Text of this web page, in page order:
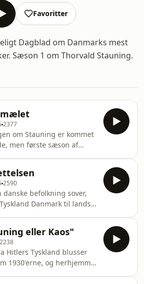
Favoritter
Dagblad om Danmarks mest
Sæson 1 om Thorvald Stauning.
2377
om Stauning er kommet
men første sæson af
Thorvald Stauning har
– og spørger: Hvor
sig i rækken af de
vigtigste danske
For at besvare det
har vi inviteret politisk
forfatter Arne Hardis
2590
danske befolkning sover,
Danmark til lands,
bombefly og kampe på
Slotsplads mellem tyske
Livgarden skal Thorvald
og
tage en
eller Kaos"
2238
Hitlers Tyskland blusser
1930'erne, og herhjemme